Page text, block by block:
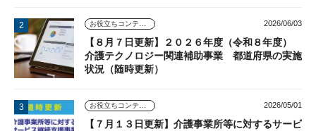
お役立ちコンテンツ 2026/06/03
【８月７日更新】２０２６年度（令和８年度）
介護テクノロジー関連補助事業 都道府県の実施
状況（随時更新）
お役立ちコンテンツ 2026/05/01
【７月１３日更新】介護事業所等に対するサービ